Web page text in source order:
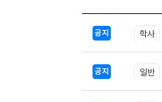
공지 학사
공지 일반